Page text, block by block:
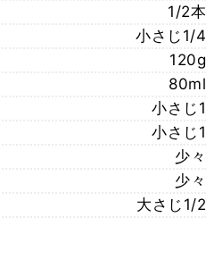
1/2本
小さじ1/4
120g
80ml
小さじ1
小さじ1
少々
少々
大さじ1/2